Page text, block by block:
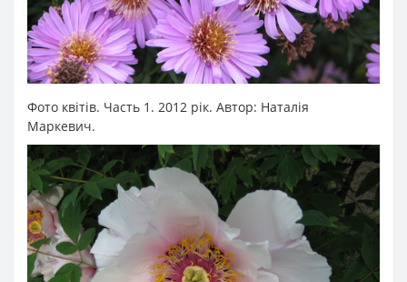
Фото квітів. Часть 1. 2012 рік. Автор: Наталія
Маркевич.